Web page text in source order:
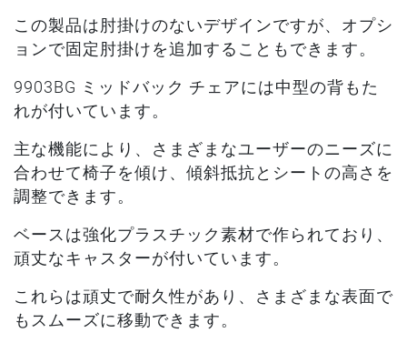
この製品は肘掛けのないデザインですが、オプシ
ョンで固定肘掛けを追加することもできます。
9903BG ミッドバック チェアには中型の背もた
れが付いています。
主な機能により、さまざまなユーザーのニーズに
合わせて椅子を傾け、傾斜抵抗とシートの高さを
調整できます。
ベースは強化プラスチック素材で作られており、
頑丈なキャスターが付いています。
これらは頑丈で耐久性があり、さまざまな表面で
もスムーズに移動できます。